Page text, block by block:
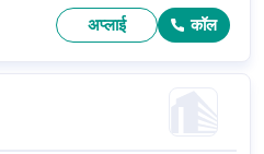
अप्लाई कॉल